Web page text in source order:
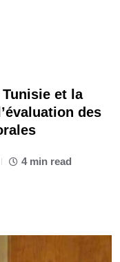
et la
des
4 min read